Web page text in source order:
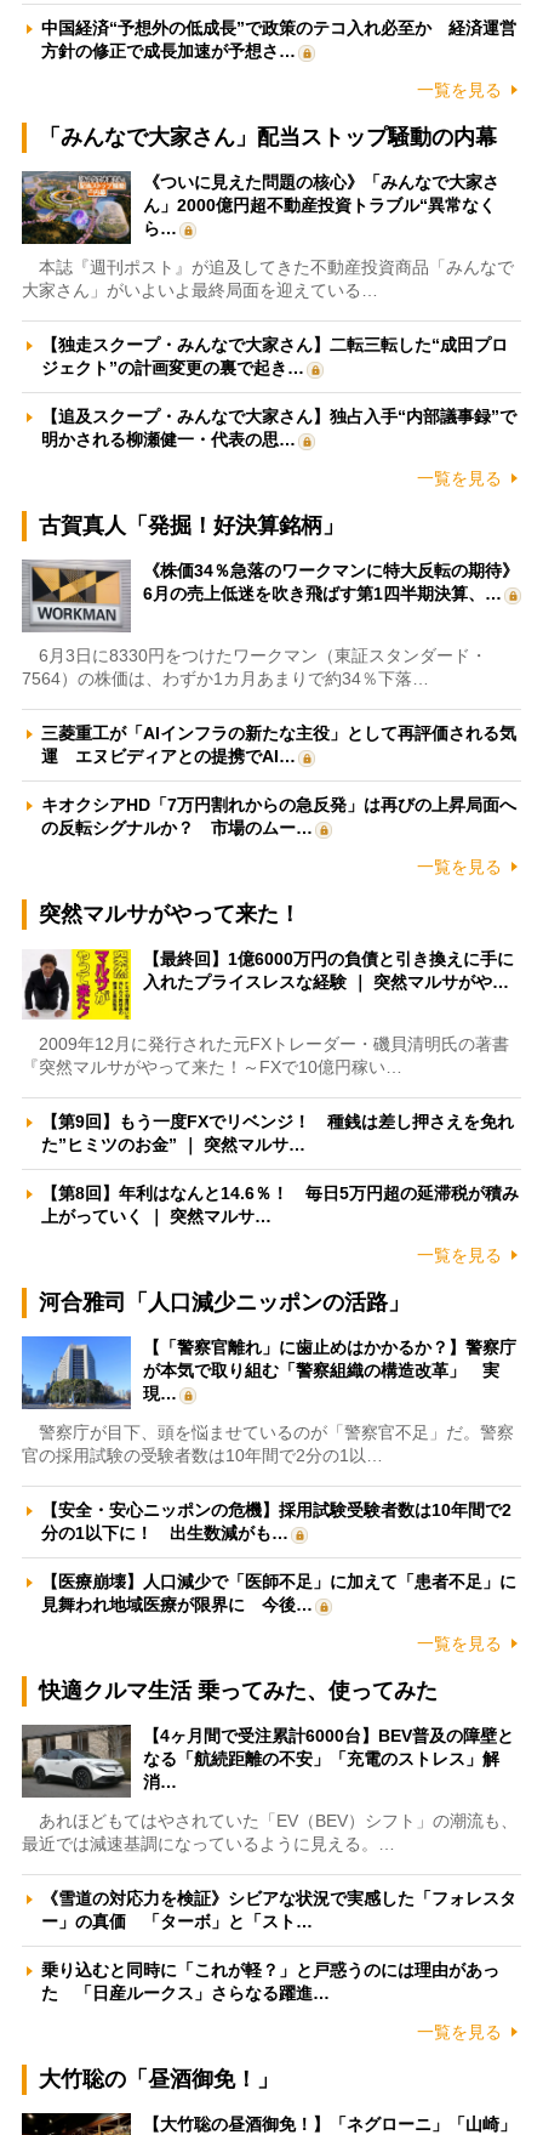
中国経済“予想外の低成長”で政策のテコ入れ必至か 経済運営
方針の修正で成長加速が予想さ…
一覧を見る
「みんなで大家さん」配当ストップ騒動の内幕
《ついに見えた問題の核心》「みんなで大家さ
ん」2000億円超不動産投資トラブル“異常なく
ら…
本誌『週刊ポスト』が追及してきた不動産投資商品「みんなで
大家さん」がいよいよ最終局面を迎えている…
【独走スクープ・みんなで大家さん】二転三転した“成田プロ
ジェクト”の計画変更の裏で起き…
【追及スクープ・みんなで大家さん】独占入手“内部議事録”で
明かされる柳瀬健一・代表の思…
一覧を見る
古賀真人「発掘！好決算銘柄」
《株価34％急落のワークマンに特大反転の期待》
6月の売上低迷を吹き飛ばす第1四半期決算、…
6月3日に8330円をつけたワークマン（東証スタンダード・
7564）の株価は、わずか1カ月あまりで約34％下落…
三菱重工が「AIインフラの新たな主役」として再評価される気
運 エヌビディアとの提携でAI…
キオクシアHD「7万円割れからの急反発」は再びの上昇局面へ
の反転シグナルか？ 市場のムー…
一覧を見る
突然マルサがやって来た！
【最終回】1億6000万円の負債と引き換えに手に
入れたプライスレスな経験 ｜ 突然マルサがや…
2009年12月に発行された元FXトレーダー・磯貝清明氏の著書
『突然マルサがやって来た！～FXで10億円稼い…
【第9回】もう一度FXでリベンジ！ 種銭は差し押さえを免れ
た”ヒミツのお金” ｜ 突然マルサ…
【第8回】年利はなんと14.6％！ 毎日5万円超の延滞税が積み
上がっていく ｜ 突然マルサ…
一覧を見る
河合雅司「人口減少ニッポンの活路」
【「警察官離れ」に歯止めはかかるか？】警察庁
が本気で取り組む「警察組織の構造改革」 実
現…
警察庁が目下、頭を悩ませているのが「警察官不足」だ。警察
官の採用試験の受験者数は10年間で2分の1以…
【安全・安心ニッポンの危機】採用試験受験者数は10年間で2
分の1以下に！ 出生数減がも…
【医療崩壊】人口減少で「医師不足」に加えて「患者不足」に
見舞われ地域医療が限界に 今後…
一覧を見る
快適クルマ生活 乗ってみた、使ってみた
【4ヶ月間で受注累計6000台】BEV普及の障壁と
なる「航続距離の不安」「充電のストレス」解
消…
あれほどもてはやされていた「EV（BEV）シフト」の潮流も、
最近では減速基調になっているように見える。…
《雪道の対応力を検証》シビアな状況で実感した「フォレスタ
ー」の真価 「ターボ」と「スト…
乗り込むと同時に「これが軽？」と戸惑うのには理由があっ
た 「日産ルークス」さらなる躍進…
一覧を見る
大竹聡の「昼酒御免！」
【大竹聡の昼酒御免！】「ネグローニ」「山崎」